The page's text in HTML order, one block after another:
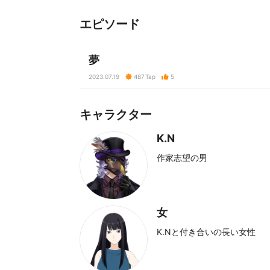
エピソード
夢
2023.07.19 487Tap 5
キャラクター
K.N
作家志望の男
女
K.Nと付き合いの長い女性